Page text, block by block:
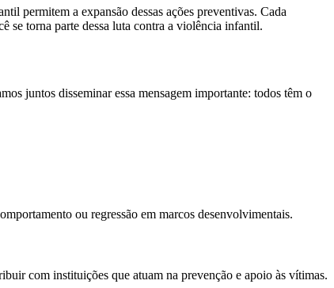
permitem a expansão dessas ações preventivas. Cada
se torna parte dessa luta contra a violência infantil.
juntos disseminar essa mensagem importante: todos têm o
ou regressão em marcos desenvolvimentais.
com instituições que atuam na prevenção e apoio às vítimas.